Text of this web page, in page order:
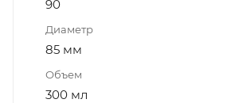
90
Диаметр
85 мм
Объем
300 мл